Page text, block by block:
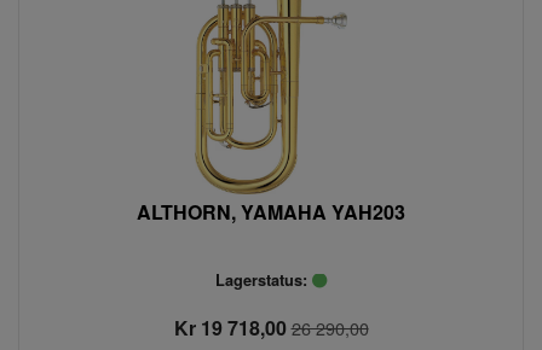
ALTHORN, YAMAHA YAH203
Lagerstatus:
Kr 19 718,0026 290,00